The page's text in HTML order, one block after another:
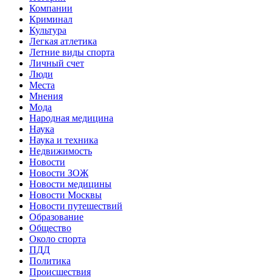
Компании
Криминал
Культура
Легкая атлетика
Летние виды спорта
Личный счет
Люди
Места
Мнения
Мода
Народная медицина
Наука
Наука и техника
Недвижимость
Новости
Новости ЗОЖ
Новости медицины
Новости Москвы
Новости путешествий
Образование
Общество
Около спорта
ПДД
Политика
Происшествия